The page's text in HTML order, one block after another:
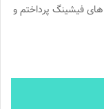
فیشینگ پرداختم و